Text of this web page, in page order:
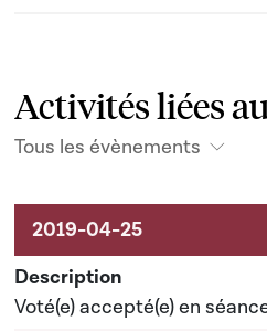
Activités liées
Tous les évènements
Activités liées au dossier
Voté(e) accepté(e) en